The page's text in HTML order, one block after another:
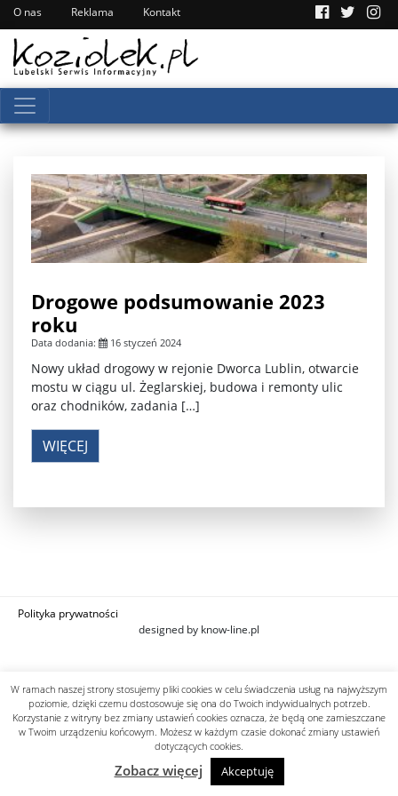
O nas Reklama Kontakt
Drogowe podsumowanie 2023
roku
Data dodania: 16 styczeń 2024
Nowy układ drogowy w rejonie Dworca Lublin, otwarcie
mostu w ciągu ul. Żeglarskiej, budowa i remonty ulic
oraz chodników, zadania […]
WIĘCEJ
Polityka prywatności
designed by know-line.pl
W ramach naszej strony stosujemy pliki cookies w celu świadczenia usług na najwyższym
poziomie, dzięki czemu dostosowuje się ona do Twoich indywidualnych potrzeb.
Korzystanie z witryny bez zmiany ustawień cookies oznacza, że będą one zamieszczane
w Twoim urządzeniu końcowym. Możesz w każdym czasie dokonać zmiany ustawień
dotyczących cookies.
Zobacz więcej Akceptuję